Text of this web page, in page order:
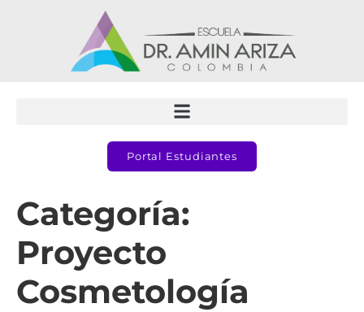
Portal Estudiantes
Categoría:
Proyecto
Cosmetología